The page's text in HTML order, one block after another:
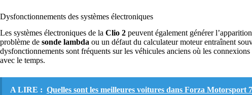
Dysfonctionnements des systèmes électroniques
Les systèmes électroniques de la Clio 2 peuvent également générer
problème de sonde lambda ou un défaut du calculateur moteur entraînent
dysfonctionnements sont fréquents sur les véhicules anciens où les
avec le temps.
A LIRE : Quelles sont les meilleures voitures dans Forza Motorsport